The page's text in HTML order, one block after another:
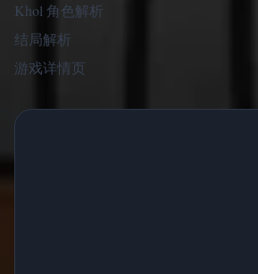
Khol 角色解析
结局解析
游戏详情页